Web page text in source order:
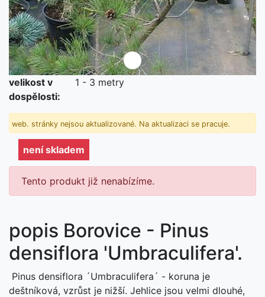
velikost v
dospělosti:
1 - 3 metry
web. stránky nejsou aktualizované. Na aktualizaci se pracuje.
není skladem
Tento produkt již nenabízíme.
popis Borovice - Pinus
densiflora 'Umbraculifera'.
Pinus densiflora ´Umbraculifera´ - koruna je
deštníková, vzrůst je nižší. Jehlice jsou velmi dlouhé,